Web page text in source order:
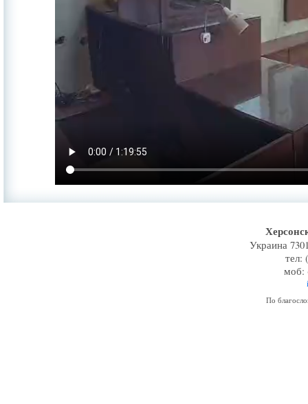
Украина
тел:
моб:
По